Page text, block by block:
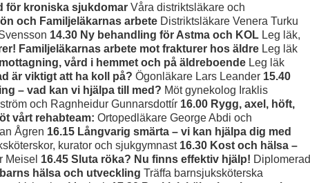
för kroniska sjukdomarVåra distriktsläkare och
och Familjeläkarnas arbeteDistriktsläkare Venera Turku
14.30 Ny behandling för Astma och KOLLeg läk,
Familjeläkarnas arbete mot frakturer hos äldreLeg läk
vård i hemmet och på äldreboendeLeg läk
är viktigt att ha koll på? Ögonläkare Lars Leander 15.40
– vad kan vi hjälpa till med? Möt gynekolog Iraklis
och Ragnheidur Gunnarsdottír 16.00 Rygg, axel, höft,
vårt rehabteam: Ortopedläkare George Abdi och
Ågren 16.15 Långvarig smärta – vi kan hjälpa dig med
kurator och sjukgymnast 16.30 Kost och hälsa –
Meisel 16.45 Sluta röka? Nu finns effektiv hjälp! Diplomerad
hälsa och utveckling Träffa barnsjuksköterska